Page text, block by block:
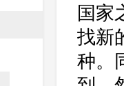
国家
找新
种。